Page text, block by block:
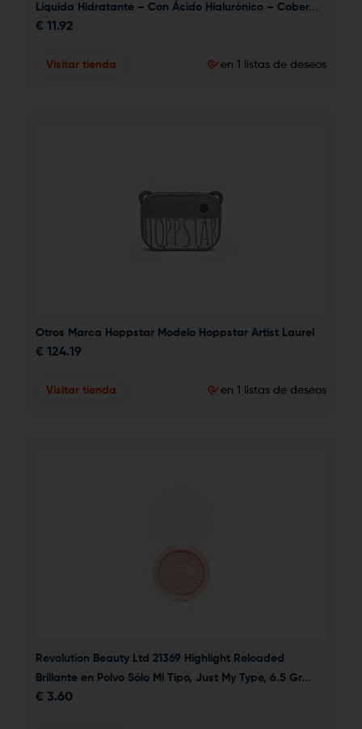
Líquida Hidratante – Con Ácido Hialurónico – Cober...
€ 11.92
Visitar tienda en 1 listas de deseos
Otros Marca Hoppstar Modelo Hoppstar Artist Laurel
€ 124.19
Visitar tienda en 1 listas de deseos
Revolution Beauty Ltd 21369 Highlight Reloaded
Brillante en Polvo Sólo Mi Tipo, Just My Type, 6.5 Gr...
€ 3.60